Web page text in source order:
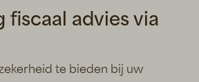
fiscaal advies via
te bieden bij uw